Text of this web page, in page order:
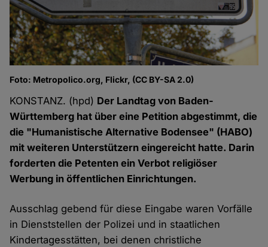
Foto: Metropolico.org, Flickr, (CC BY-SA 2.0)
KONSTANZ. (hpd) Der Landtag von Baden-
Württemberg hat über eine Petition abgestimmt, die
die "Humanistische Alternative Bodensee" (HABO)
mit weiteren Unterstützern eingereicht hatte. Darin
forderten die Petenten ein Verbot religiöser
Werbung in öffentlichen Einrichtungen.
Ausschlag gebend für diese Eingabe waren Vorfälle
in Dienststellen der Polizei und in staatlichen
Kindertagesstätten, bei denen christliche